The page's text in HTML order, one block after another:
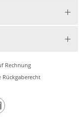
Rechnung
Rückgaberecht